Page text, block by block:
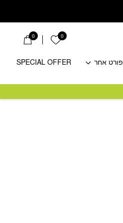
0 הרשימה שלי
0
אחר
SPECIAL OFFER